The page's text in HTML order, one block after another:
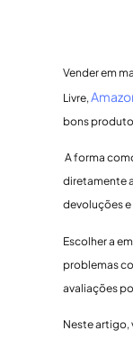
Vender em
Livre,
bons
A forma
diretamente
devoluções
Escolher a
problemas
avaliações
Neste artigo,